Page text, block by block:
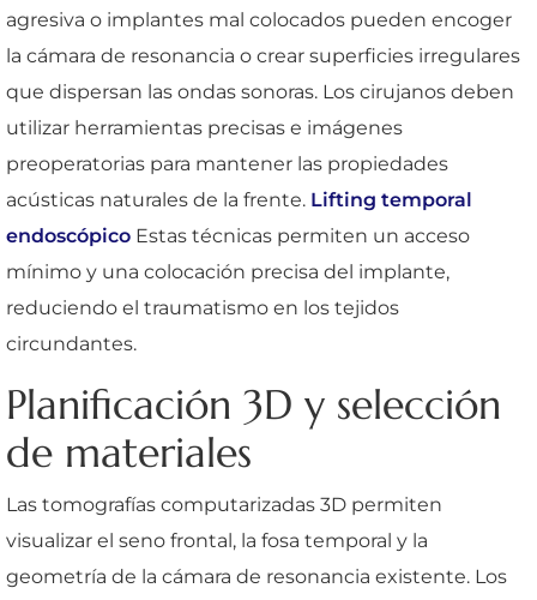
agresiva o implantes mal colocados pueden encoger
la cámara de resonancia o crear superficies irregulares
que dispersan las ondas sonoras. Los cirujanos deben
utilizar herramientas precisas e imágenes
preoperatorias para mantener las propiedades
acústicas naturales de la frente. Lifting temporal
endoscópico Estas técnicas permiten un acceso
mínimo y una colocación precisa del implante,
reduciendo el traumatismo en los tejidos
circundantes.
Planificación 3D y selección
de materiales
Las tomografías computarizadas 3D permiten
visualizar el seno frontal, la fosa temporal y la
geometría de la cámara de resonancia existente. Los